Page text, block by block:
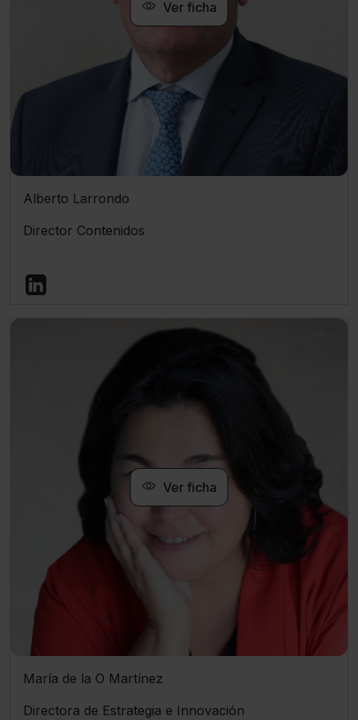
Saber más acerca de las cookies
Ver ficha
Alberto Larrondo
Director Contenidos
Ver ficha
María de la O Martínez
Directora de Estrategia e Innovación